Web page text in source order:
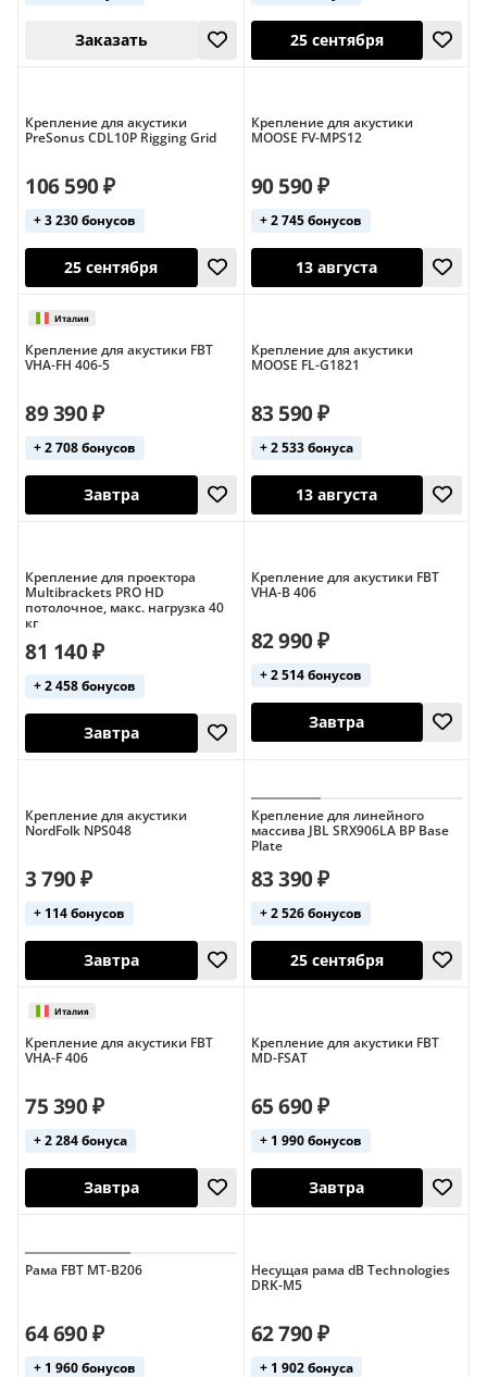
13 августа 25 сентября
Италия
Заказать 25 сентября
Крепление для акустики
PreSonus CDL10P Rigging Grid
106 590 ₽
+ 3 230 бонусов
25 сентября
Крепление для акустики
MOOSE FV-MPS12
90 590 ₽
+ 2 745 бонусов
Крепление для акустики FBT
VHA-FH 406-5
89 390 ₽
+ 2 708 бонусов
Крепление для акустики
MOOSE FL-G1821
83 590 ₽
+ 2 533 бонуса
13 августа
Крепление для проектора
Multibrackets PRO HD
потолочное, макс. нагрузка 40
кг
81 140 ₽
+ 2 458 бонусов
Завтра
Крепление для акустики FBT
VHA-B 406
82 990 ₽
+ 2 514 бонусов
Крепление для акустики
NordFolk NPS048
3 790 ₽
+ 114 бонусов
Крепление для линейного
массива JBL SRX906LA BP Base
Plate
83 390 ₽
+ 2 526 бонусов
Крепление для акустики FBT
VHA-F 406
75 390 ₽
+ 2 284 бонуса
Крепление для акустики FBT
MD-FSAT
65 690 ₽
+ 1 990 бонусов
Рама FBT MT-B206
64 690 ₽
+ 1 960 бонусов
Несущая рама dB Technologies
DRK-M5
62 790 ₽
+ 1 902 бонуса